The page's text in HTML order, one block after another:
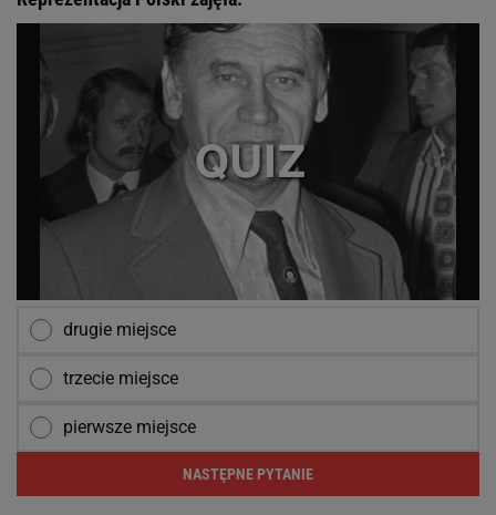
drugie miejsce
trzecie miejsce
pierwsze miejsce
NASTĘPNE PYTANIE